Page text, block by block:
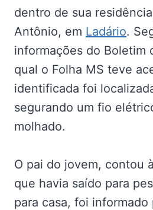
dentro de sua
Antônio, em Ladário.
informações do Boletim
qual o Folha MS teve
identificada foi
segurando um fio
molhado.
O pai do jovem, contou
que havia saído para
para casa, foi